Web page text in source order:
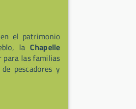
el patrimonio
laChapelle
las familias
pescadores y